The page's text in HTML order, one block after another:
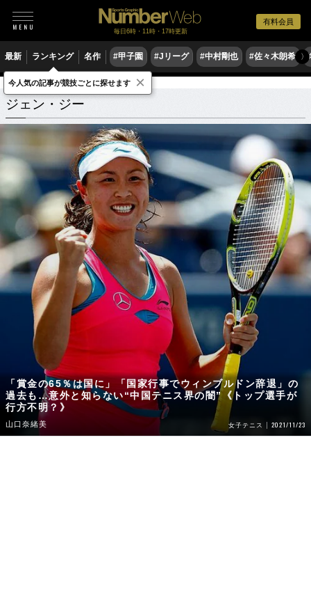
有料会員
毎日6時・11時・17時更新
最新 ランキング 名作 #甲子園 #Jリーグ #中村剛也 #佐々木朗希 〉
ジェン・ジー 関連記事
ジェン・ジー
「賞金の65％は国に」「国家行事でウィンブルドン辞退」の
過去も…意外と知らない“中国テニス界の闇”《トップ選手が
行方不明？》
山口奈緒美 女子テニス 2021/11/23
今人気の記事が競技ごとに探せます ×